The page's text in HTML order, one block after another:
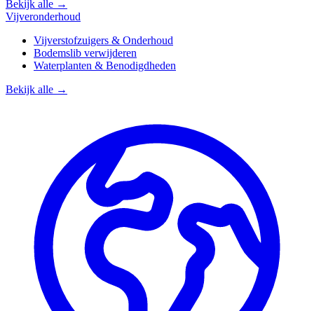
Bekijk alle →
Vijveronderhoud
Vijverstofzuigers & Onderhoud
Bodemslib verwijderen
Waterplanten & Benodigdheden
Bekijk alle →